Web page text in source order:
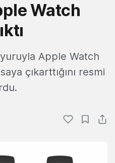
Watch
Apple Watch
çıkarttığını resmi